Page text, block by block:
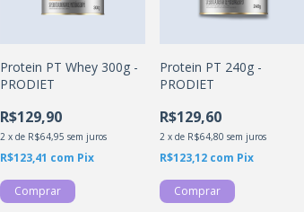
Protein PT Whey 300g -
PRODIET
R$129,90
2 xde R$64,95 sem juros
R$123,41 com Pix
Protein PT 240g -
PRODIET
R$129,60
2 xde R$64,80 sem juros
R$123,12 com Pix